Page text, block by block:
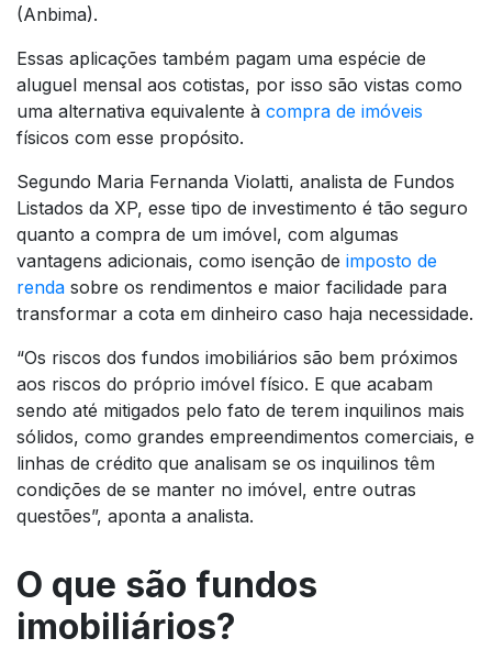
(Anbima).
Essas aplicações também pagam uma espécie de
aluguel mensal aos cotistas, por isso são vistas como
uma alternativa equivalente à compra de imóveis
físicos com esse propósito.
Segundo Maria Fernanda Violatti, analista de Fundos
Listados da XP, esse tipo de investimento é tão seguro
quanto a compra de um imóvel, com algumas
vantagens adicionais, como isenção de imposto de
renda sobre os rendimentos e maior facilidade para
transformar a cota em dinheiro caso haja necessidade.
“Os riscos dos fundos imobiliários são bem próximos
aos riscos do próprio imóvel físico. E que acabam
sendo até mitigados pelo fato de terem inquilinos mais
sólidos, como grandes empreendimentos comerciais, e
linhas de crédito que analisam se os inquilinos têm
condições de se manter no imóvel, entre outras
questões”, aponta a analista.
O que são fundos
imobiliários?